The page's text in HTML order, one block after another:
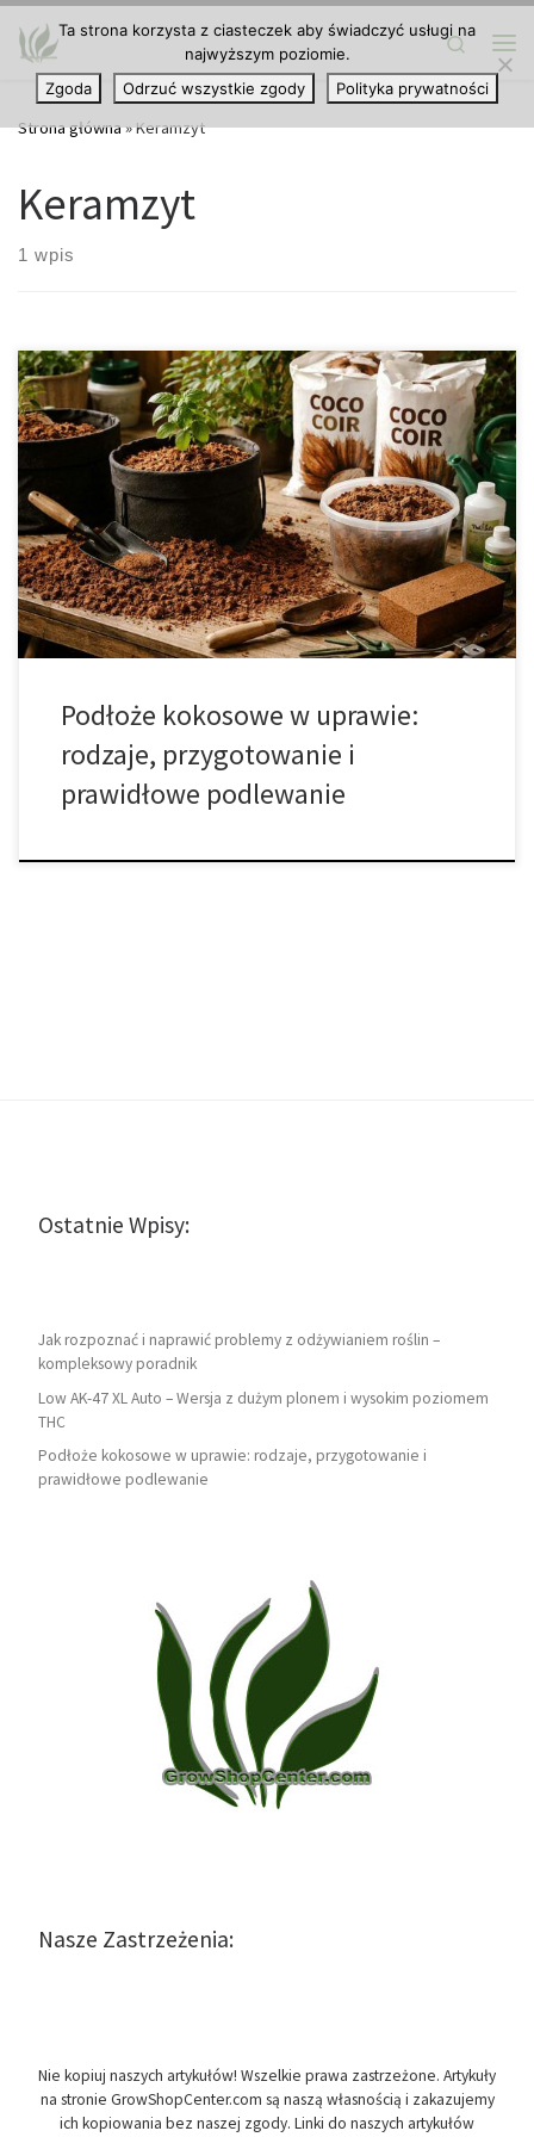
Przejdź do treści
Search
Strona główna» Keramzyt
Keramzyt
1 wpis
Wielu ogrodników na pewnym etapie rozważa odejście od
tradycyjnej ziemi na rzecz włókna kokosowego. Uprawa w tym
medium stanowi połączenie wygody klasycznych doniczek z
precyzją oraz dynamiką wzrostu charakterystyczną dla
hydroponiki. Warto również podkreślić aspekt ekologiczny.
Włókno kokosowe powstaje z rozdrobnionych łupin orzechów
kokosowych, które są odpadem przemysłu spożywczego. Dzięki
[…]
Podłoże kokosowe w uprawie:
rodzaje, przygotowanie i
prawidłowe podlewanie
Ostatnie Wpisy:
Jak rozpoznać i naprawić problemy z odżywianiem roślin –
kompleksowy poradnik
Low AK-47 XL Auto – Wersja z dużym plonem i wysokim poziomem
THC
Podłoże kokosowe w uprawie: rodzaje, przygotowanie i
prawidłowe podlewanie
Nasze Zastrzeżenia:
Nie kopiuj naszych artykułów! Wszelkie prawa zastrzeżone. Artykuły
na stronie GrowShopCenter.com są naszą własnością i zakazujemy
ich kopiowania bez naszej zgody. Linki do naszych artykułów
Ta strona korzysta z ciasteczek aby świadczyć usługi na
najwyższym poziomie.
Zgoda
Odrzuć wszystkie zgody Polityka prywatności